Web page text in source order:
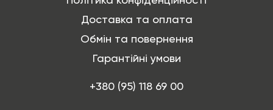
Доставка та оплата
Обмін та повернення
Гарантійні умови
+380 (95) 118 69 00